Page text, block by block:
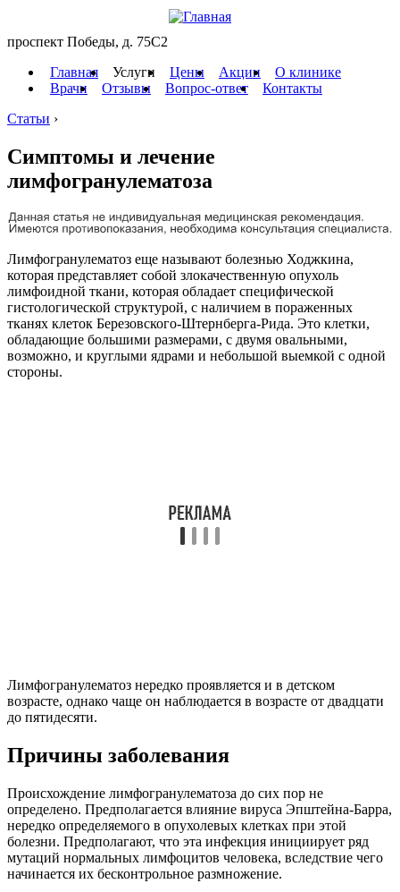
проспект Победы, д. 75C2
Главная
Услуги Цены Акции
О клинике
Врачи
Отзывы Вопрос-ответ
Контакты
Статьи ›
Симптомы и лечение
лимфогранулематоза
Лимфогранулематоз еще называют болезнью Ходжкина,
которая представляет собой злокачественную опухоль
лимфоидной ткани, которая обладает специфической
гистологической структурой, с наличием в пораженных
тканях клеток Березовского-Штернберга-Рида. Это клетки,
обладающие большими размерами, с двумя овальными,
возможно, и круглыми ядрами и небольшой выемкой с одной
стороны.
Лимфогранулематоз нередко проявляется и в детском
возрасте, однако чаще он наблюдается в возрасте от двадцати
до пятидесяти.
Причины заболевания
Происхождение лимфогранулематоза до сих пор не
определено. Предполагается влияние вируса Эпштейна-Барра,
нередко определяемого в опухолевых клетках при этой
болезни. Предполагают, что эта инфекция инициирует ряд
мутаций нормальных лимфоцитов человека, вследствие чего
начинается их бесконтрольное размножение.